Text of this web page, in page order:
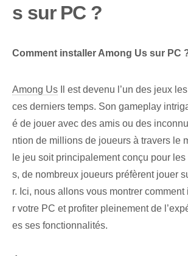
s sur PC ?
Comment installer Among Us sur PC
Among Us Il est devenu l’un des jeux
ces derniers temps. Son gameplay
é de jouer avec des amis ou des
ntion de millions de joueurs à travers le
le jeu soit principalement conçu pour
s, de nombreux joueurs préfèrent jouer
r. Ici, nous allons vous montrer
r votre PC et profiter pleinement de
es ses fonctionnalités.